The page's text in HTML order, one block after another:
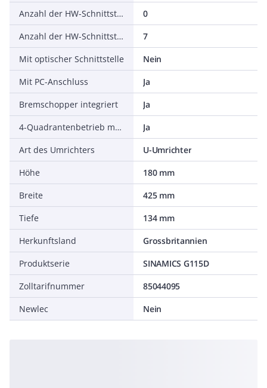
Anzahl der HW-Schnittstellen parallel
0
Anzahl der HW-Schnittstellen sonstige
7
Mit optischer Schnittstelle
Nein
Mit PC-Anschluss
Ja
Bremschopper integriert
Ja
4-Quadrantenbetrieb möglich
Ja
Art des Umrichters
U-Umrichter
Höhe
180 mm
Breite
425 mm
Tiefe
134 mm
Herkunftsland
Grossbritannien
Produktserie
SINAMICS G115D
Zolltarifnummer
85044095
Newlec
Nein